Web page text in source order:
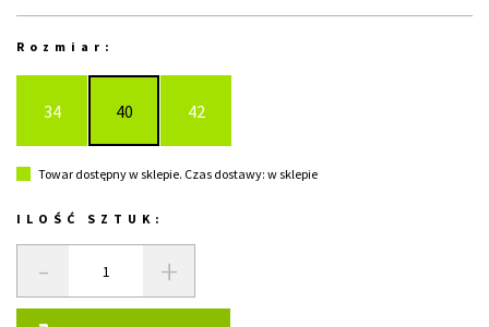
Rozmiar:
34 40 42
Towar dostępny w sklepie. Czas dostawy: w sklepie
ILOŚĆ SZTUK:
- +